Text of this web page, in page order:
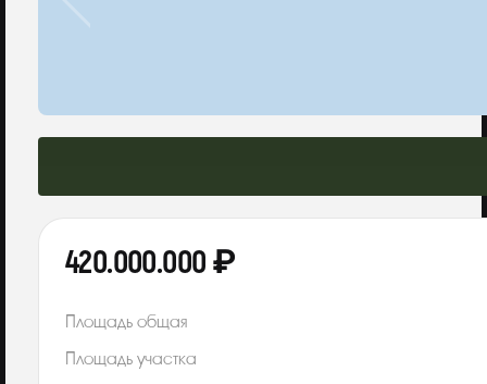
420.000.000 ₽
Площадь общая
Площадь участка